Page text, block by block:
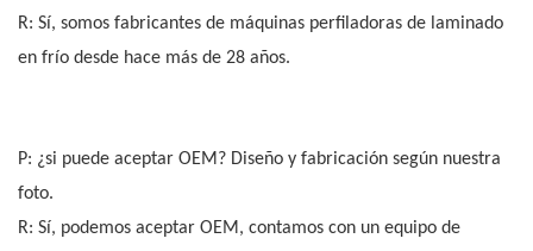
R: Sí, somos fabricantes de máquinas perfiladoras de laminado
en frío desde hace más de 28 años.
P: ¿si puede aceptar OEM? Diseño y fabricación según nuestra
foto.
R: Sí, podemos aceptar OEM, contamos con un equipo de